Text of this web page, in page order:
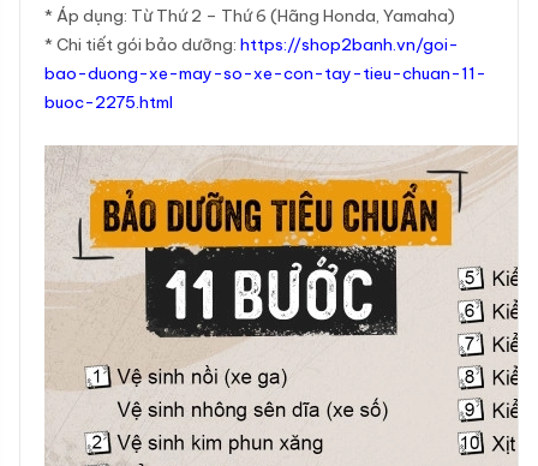
* Áp dụng: Từ Thứ 2 – Thứ 6 (Hãng Honda, Yamaha)
* Chi tiết gói bảo dưỡng: https://shop2banh.vn/goi-
bao-duong-xe-may-so-xe-con-tay-tieu-chuan-11-
buoc-2275.html